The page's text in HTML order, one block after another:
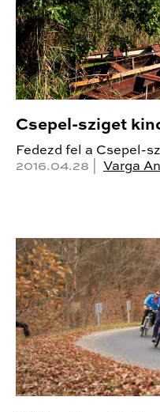
Csepel-sziget
Fedezd fel a Csepel-
2016.04.28 | Varga